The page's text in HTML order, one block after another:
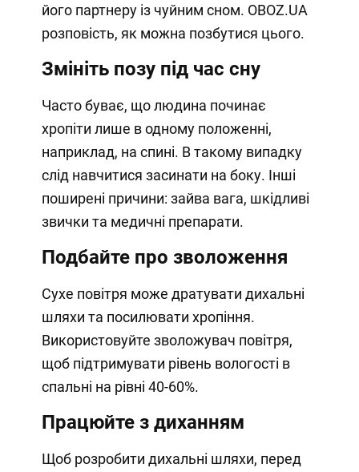
його партнеру із чуйним сном. OBOZ.UA
розповість, як можна позбутися цього.
Змініть позу під час сну
Часто буває, що людина починає
хропіти лише в одному положенні,
наприклад, на спині. В такому випадку
слід навчитися засинати на боку. Інші
поширені причини: зайва вага, шкідливі
звички та медичні препарати.
Подбайте про зволоження
Сухе повітря може дратувати дихальні
шляхи та посилювати хропіння.
Використовуйте зволожувач повітря,
щоб підтримувати рівень вологості в
спальні на рівні 40-60%.
Працюйте з диханням
Щоб розробити дихальні шляхи, перед